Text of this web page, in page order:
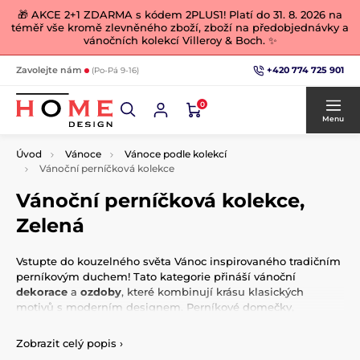
🎁 AKCE 2+1 ZDARMA s kódem 2PLUS1! Platí do 31. 8. 2026 na
téměř vše kromě zlevněného zboží, zboží na předobjednávky a
vánočních kolekcí Villeroy & Boch. ✨
Zavolejte nám (Po-Pá 9-16) +420 774 725 901
0
Menu
Úvod Vánoce
Vánoce podle kolekcí
Vánoční perníčková kolekce
Vánoční perníčková kolekce,
Zelená
Vstupte do kouzelného světa Vánoc inspirovaného tradičním
perníkovým duchem! Tato kategorie přináší vánoční
dekorace a ozdoby, které kombinují krásu klasických
motivů s moderním designem. Perníkové domečky,
je hnědá, bílá a zlatá, vytvářejí útulnou atmosféru, která k
Vánocům neodmyslitelně patří.
Zobrazit celý popis ›